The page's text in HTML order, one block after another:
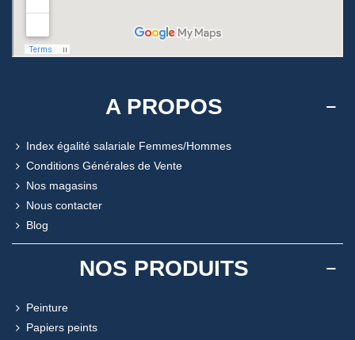
A PROPOS
Index égalité salariale Femmes/Hommes
Conditions Générales de Vente
Nos magasins
Nous contacter
Blog
NOS PRODUITS
Peinture
Papiers peints